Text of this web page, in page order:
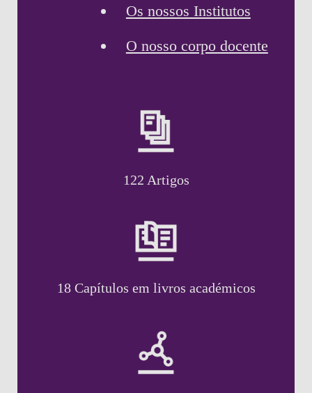
Os nossos Institutos
O nosso corpo docente
122 Artigos
18 Capítulos em livros académicos